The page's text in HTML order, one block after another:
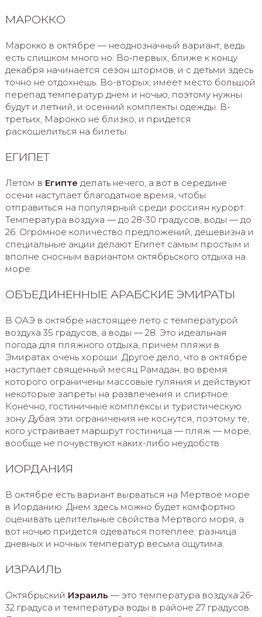
МАРОККО
Марокко в октябре — неоднозначный вариант, ведь
есть слишком много но. Во-первых, ближе к концу
декабря начинается сезон штормов, и с детьми здесь
точно не отдохнешь. Во-вторых, имеет место большой
перепад температур днем и ночью, поэтому нужны
будут и летний, и осенний комплекты одежды. В-
третьих, Марокко не близко, и придется
раскошелиться на билеты.
ЕГИПЕТ
Летом в Египте делать нечего, а вот в середине
осени наступает благодатное время, чтобы
отправиться на популярный среди россиян курорт.
Температура воздуха — до 28-30 градусов, воды — до
26. Огромное количество предложений, дешевизна и
специальные акции делают Египет самым простым и
вполне сносным вариантом октябрьского отдыха на
море.
ОБЪЕДИНЕННЫЕ АРАБСКИЕ ЭМИРАТЫ
В ОАЭ в октябре настоящее лето с температурой
воздуха 35 градусов, а воды — 28. Это идеальная
погода для пляжного отдыха, причем пляжи в
Эмиратах очень хороши. Другое дело, что в октябре
наступает священный месяц Рамадан, во время
которого ограничены массовые гуляния и действуют
некоторые запреты на развлечения и спиртное.
Конечно, гостиничные комплексы и туристическую
зону Дубая эти ограничения не коснутся, поэтому те,
кого устраивает маршрут гостиница — пляж — море,
вообще не почувствуют каких-либо неудобств.
ИОРДАНИЯ
В октябре есть вариант вырваться на Мертвое море
в Иорданию. Днем здесь можно будет комфортно
оценивать целительные свойства Мертвого моря, а
вот ночью придется одеваться потеплее: разница
дневных и ночных температур весьма ощутима.
ИЗРАИЛЬ
Октябрьский Израиль — это температура воздуха 26-
32 градуса и температура воды в районе 27 градусов.